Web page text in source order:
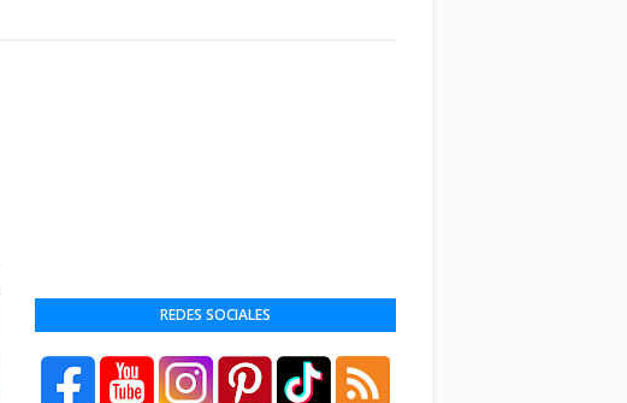
REDES SOCIALES